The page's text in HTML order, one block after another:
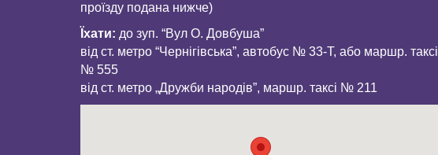
проїзду подана нижче)
Їхати: до зуп. “Вул О. Довбуша”
від ст. метро “Чернігівська”, автобус № 33-Т, або маршр. таксі
№ 555
від ст. метро „Дружби народів”, маршр. таксі № 211